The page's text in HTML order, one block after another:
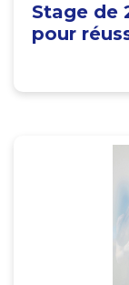
Stage de
pour